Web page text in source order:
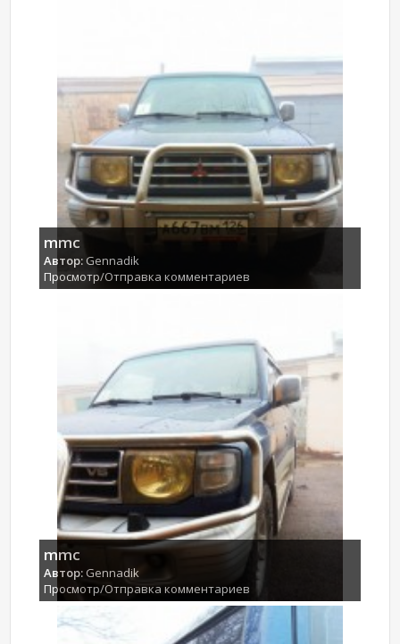
mmc
Автор:Gennadik
Просмотр/Отправка комментариев
mmc
Автор: Gennadik
Просмотр/Отправка комментариев